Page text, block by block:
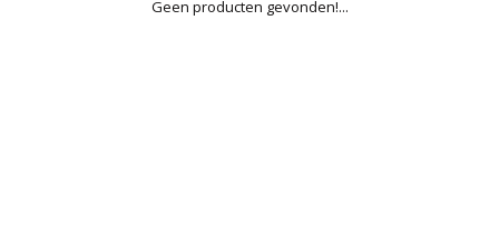
Geen producten gevonden!...